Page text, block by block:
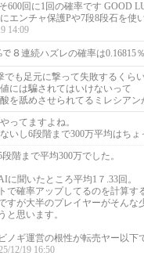
600回に1回の確率です GOOD
エンチャ保護Pや7段8段石を使
14:09
８連続ハズレの確率は0.16815％
でも足元に撃って失敗するくら
には騙されてはいけないって
を舐めさせられてるミレシアン
ってますよね。
いし6段階まで300万平均はち
階まで平均300万でした。
に聞いたところ平均1７.33回。
で確率アップしてるのを計算す
すが大半のプレイヤーがそんな
と思います。
ノギ運営の根性が転売ヤー以下
12/19 16:50